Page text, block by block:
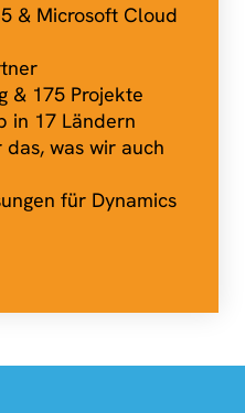
& Microsoft Cloud
& 175 Projekte
in 17 Ländern
was wir auch
für Dynamics